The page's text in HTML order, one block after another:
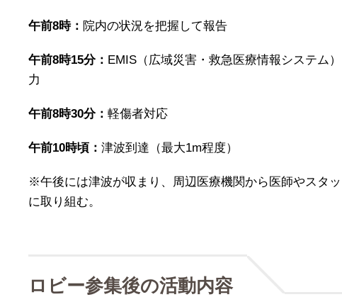
午前8時： 院内の状況を把握して報告
午前8時15分： EMIS（広域災害・救急医療情報システム
力
午前8時30分： 軽傷者対応
午前10時頃： 津波到達（最大1m程度）
※午後には津波が収まり、周辺医療機関から医師やスタ
に取り組む。
ロビー参集後の活動内容